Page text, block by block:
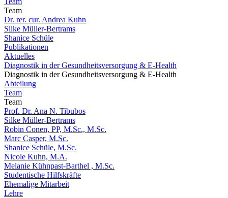
Team
Dr. rer. cur. Andrea Kuhn
Silke Müller-Bertrams
Shanice Schüle
Publikationen
Aktuelles
Diagnostik in der Gesundheitsversorgung & E-Health
Diagnostik in der Gesundheitsversorgung & E-Health
Abteilung
Team
Team
Prof. Dr. Ana N. Tibubos
Silke Müller-Bertrams
Robin Conen, PP, M.Sc., M.Sc.
Marc Casper, M.Sc.
Shanice Schüle, M.Sc.
Nicole Kuhn, M.A.
Melanie Kühnpast-Barthel , M.Sc.
Studentische Hilfskräfte
Ehemalige Mitarbeit
Lehre